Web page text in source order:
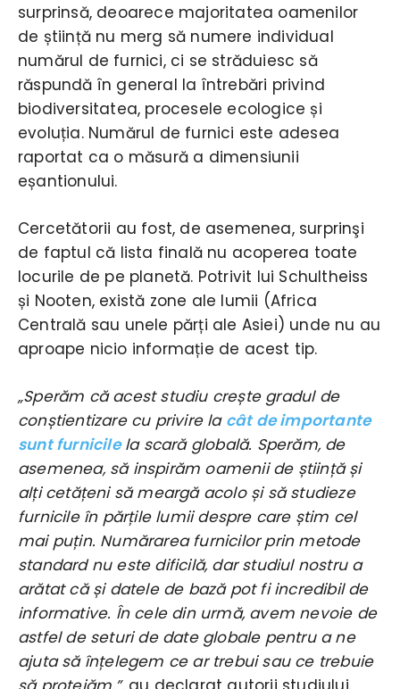
surprinsă, deoarece majoritatea oamenilor
de știință nu merg să numere individual
numărul de furnici, ci se străduiesc să
răspundă în general la întrebări privind
biodiversitatea, procesele ecologice și
evoluția. Numărul de furnici este adesea
raportat ca o măsură a dimensiunii
eșantionului.
Cercetătorii au fost, de asemenea, surprinşi
de faptul că lista finală nu acoperea toate
locurile de pe planetă. Potrivit lui Schultheiss
și Nooten, există zone ale lumii (Africa
Centrală sau unele părți ale Asiei) unde nu au
aproape nicio informație de acest tip.
„Sperăm că acest studiu crește gradul de
conștientizare cu privire la cât de importante
sunt furnicilela scară globală. Sperăm, de
asemenea, să inspirăm oamenii de știință și
alți cetățeni să meargă acolo și să studieze
furnicile în părțile lumii despre care știm cel
mai puțin. Numărarea furnicilor prin metode
standard nu este dificilă, dar studiul nostru a
arătat că și datele de bază pot fi incredibil de
informative. În cele din urmă, avem nevoie de
astfel de seturi de date globale pentru a ne
ajuta să înțelegem ce ar trebui sau ce trebuie